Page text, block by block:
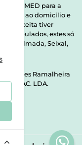
para a
saúde ao domicílio e
sua receita tiver
Manipulados, estes só
Almada, Seixal,
Ramalheira
FARMAC. LDA.